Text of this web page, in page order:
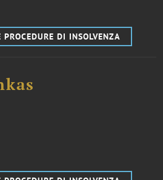
DI INSOLVENZA